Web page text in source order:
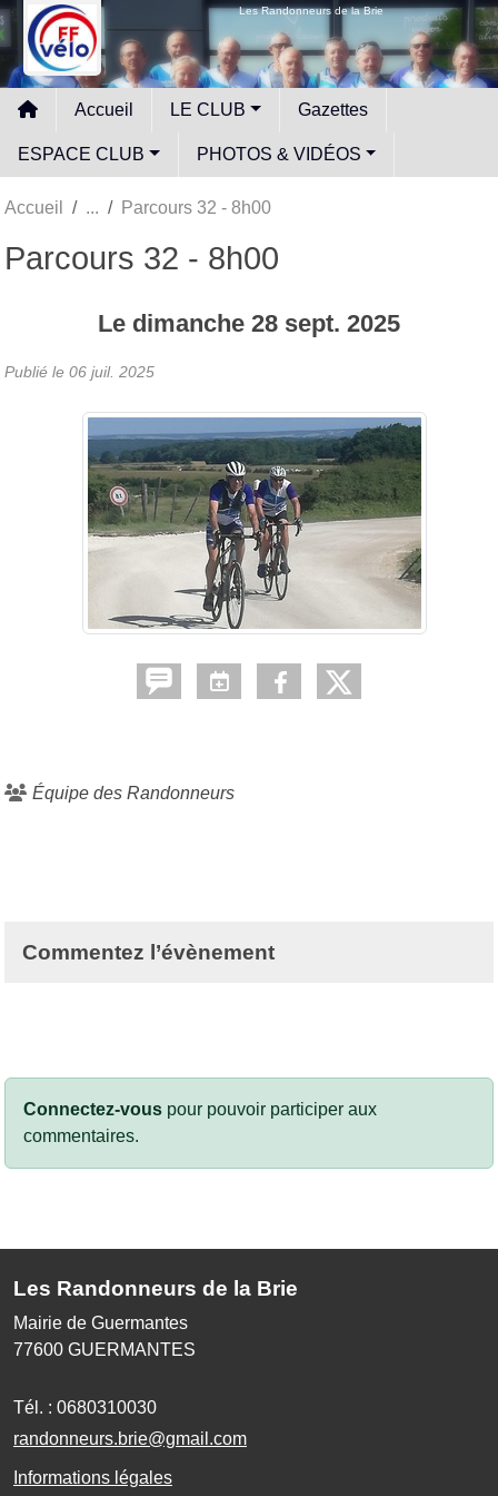
Les Randonneurs de la Brie
Accueil LE CLUB Gazettes
ESPACE CLUB PHOTOS & VIDÉOS
Accueil Parcours 32 - 8h00
Parcours 32 - 8h00
Le dimanche 28 sept. 2025
Publié le 06 juil. 2025
Équipe des Randonneurs
Commentez l’évènement
Connectez-vous pour pouvoir participer aux
commentaires.
Les Randonneurs de la Brie
Mairie de Guermantes
77600 GUERMANTES
Tél. : 0680310030
randonneurs.brie@gmail.com
Informations légales
Panneau de gestion des cookies